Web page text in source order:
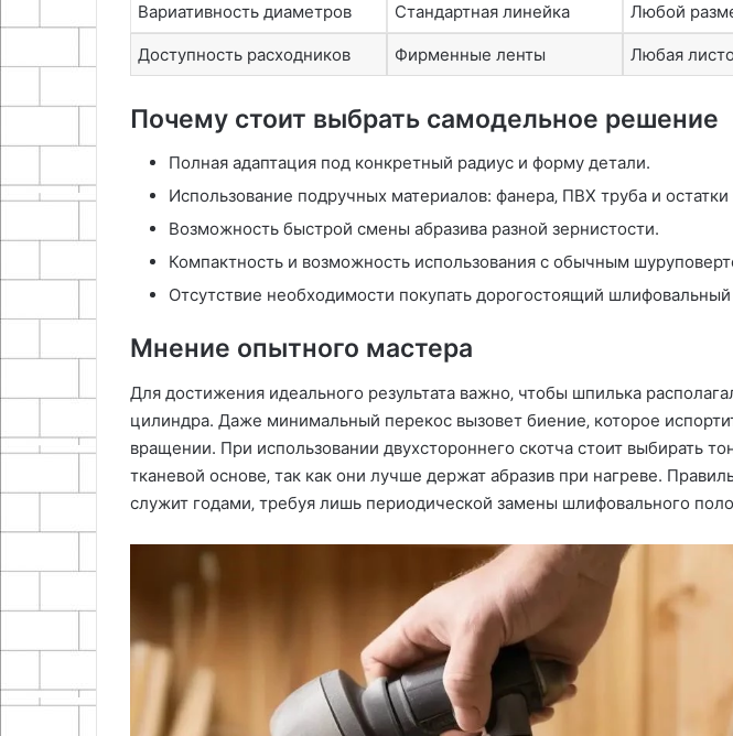
Вариативность диаметров Стандартная линейка Любой
Доступность расходников Фирменные ленты Любая
Почему стоит выбрать самодельное решение
Полная адаптация под конкретный радиус и форму детали.
Использование подручных материалов: фанера‚ ПВХ труба и
Возможность быстрой смены абразива разной зернистости.
Компактность и возможность использования с обычным
Отсутствие необходимости покупать дорогостоящий шлифовальный
Мнение опытного мастера
Для достижения идеального результата важно‚ чтобы шпилька
цилиндра. Даже минимальный перекос вызовет биение‚ которое
вращении. При использовании двухстороннего скотча стоит выбирать
тканевой основе‚ так как они лучше держат абразив при нагреве.
служит годами‚ требуя лишь периодической замены шлифовального